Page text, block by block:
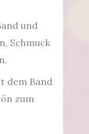
und
Schmuck
dem Band
zum